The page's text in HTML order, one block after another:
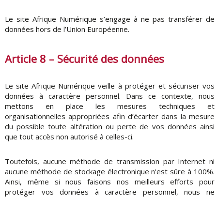
Le site Afrique Numérique s’engage à ne pas transférer de
données hors de l’Union Européenne.
Article 8 – Sécurité des données
Le site Afrique Numérique veille à protéger et sécuriser vos
données à caractère personnel. Dans ce contexte, nous
mettons en place les mesures techniques et
organisationnelles appropriées afin d’écarter dans la mesure
du possible toute altération ou perte de vos données ainsi
que tout accès non autorisé à celles-ci.
Toutefois, aucune méthode de transmission par Internet ni
aucune méthode de stockage électronique n'est sûre à 100%.
Ainsi, même si nous faisons nos meilleurs efforts pour
protéger vos données à caractère personnel, nous ne